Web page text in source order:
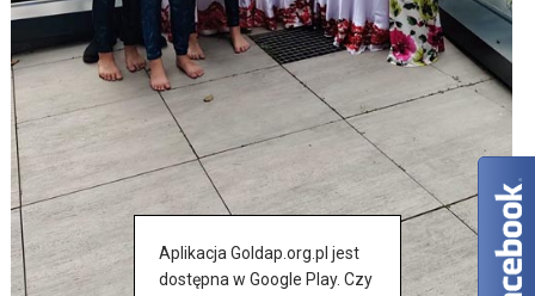
Aplikacja Goldap.org.pl jest
dostępna w Google Play. Czy